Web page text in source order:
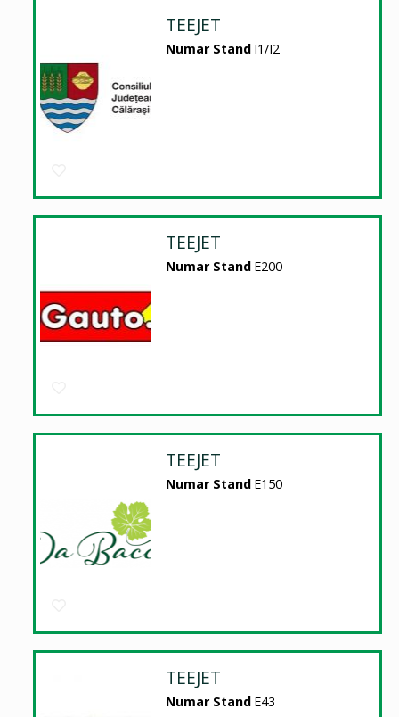
TEEJET
Numar Stand I1/I2
TEEJET
Numar Stand E200
TEEJET
Numar Stand E150
TEEJET
Numar Stand E43